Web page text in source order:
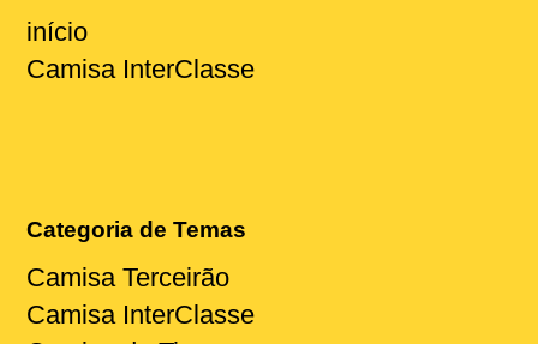
início
Camisa InterClasse
Categoria de Temas
Camisa Terceirão
Camisa InterClasse